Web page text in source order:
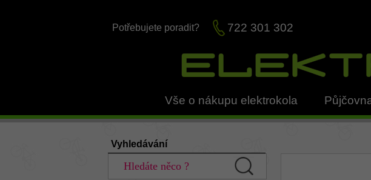
Potřebujete poradit? 722 301 302
Vše o nákupu elektrokola
Vyhledávání